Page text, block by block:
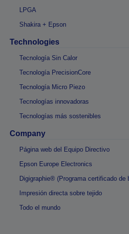
LPGA
Shakira + Epson
Technologies
Tecnología Sin Calor
Tecnología PrecisionCore
Tecnología Micro Piezo
Tecnologías innovadoras
Tecnologías más sostenibles
Company
Página web del Equipo Directivo
Epson Europe Electronics
Digigraphie® (Programa certificado de
Impresión directa sobre tejido
Todo el mundo